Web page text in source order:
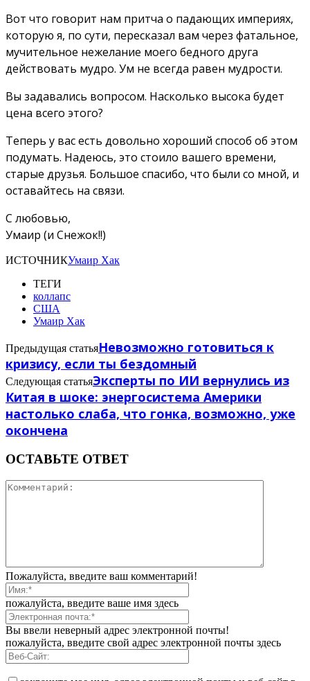
Вот что говорит нам притча о падающих империях,
которую я, по сути, пересказал вам через фатальное,
мучительное нежелание моего бедного друга
действовать мудро. Ум не всегда равен мудрости.
Вы задавались вопросом. Насколько высока будет
цена всего этого?
Теперь у вас есть довольно хороший способ об этом
подумать. Надеюсь, это стоило вашего времени,
старые друзья. Большое спасибо, что были со мной, и
оставайтесь на связи.
С любовью,
Умаир (и Снежок!!)
ИСТОЧНИКУмаир Хак
ТЕГИ
коллапс
США
Умаир Хак
Предыдущая статьяНевозможно готовиться к
кризису, если ты бездомный
Следующая статьяЭксперты по ИИ вернулись из
Китая в шоке: энергосистема Америки
настолько слаба, что гонка, возможно, уже
окончена
ОСТАВЬТЕ ОТВЕТ
Пожалуйста, введите ваш комментарий!
пожалуйста, введите ваше имя здесь
Вы ввели неверный адрес электронной почты!
пожалуйста, введите свой адрес электронной почты здесь